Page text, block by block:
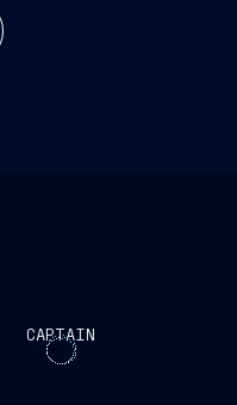
CAPTAIN